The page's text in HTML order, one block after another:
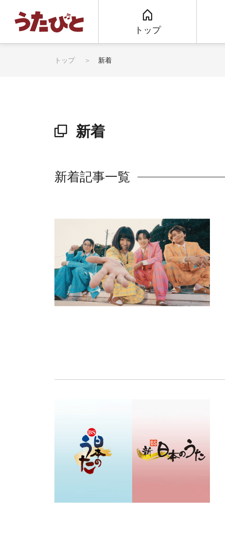
トップ
トップ 新着
新着
新着記事一覧